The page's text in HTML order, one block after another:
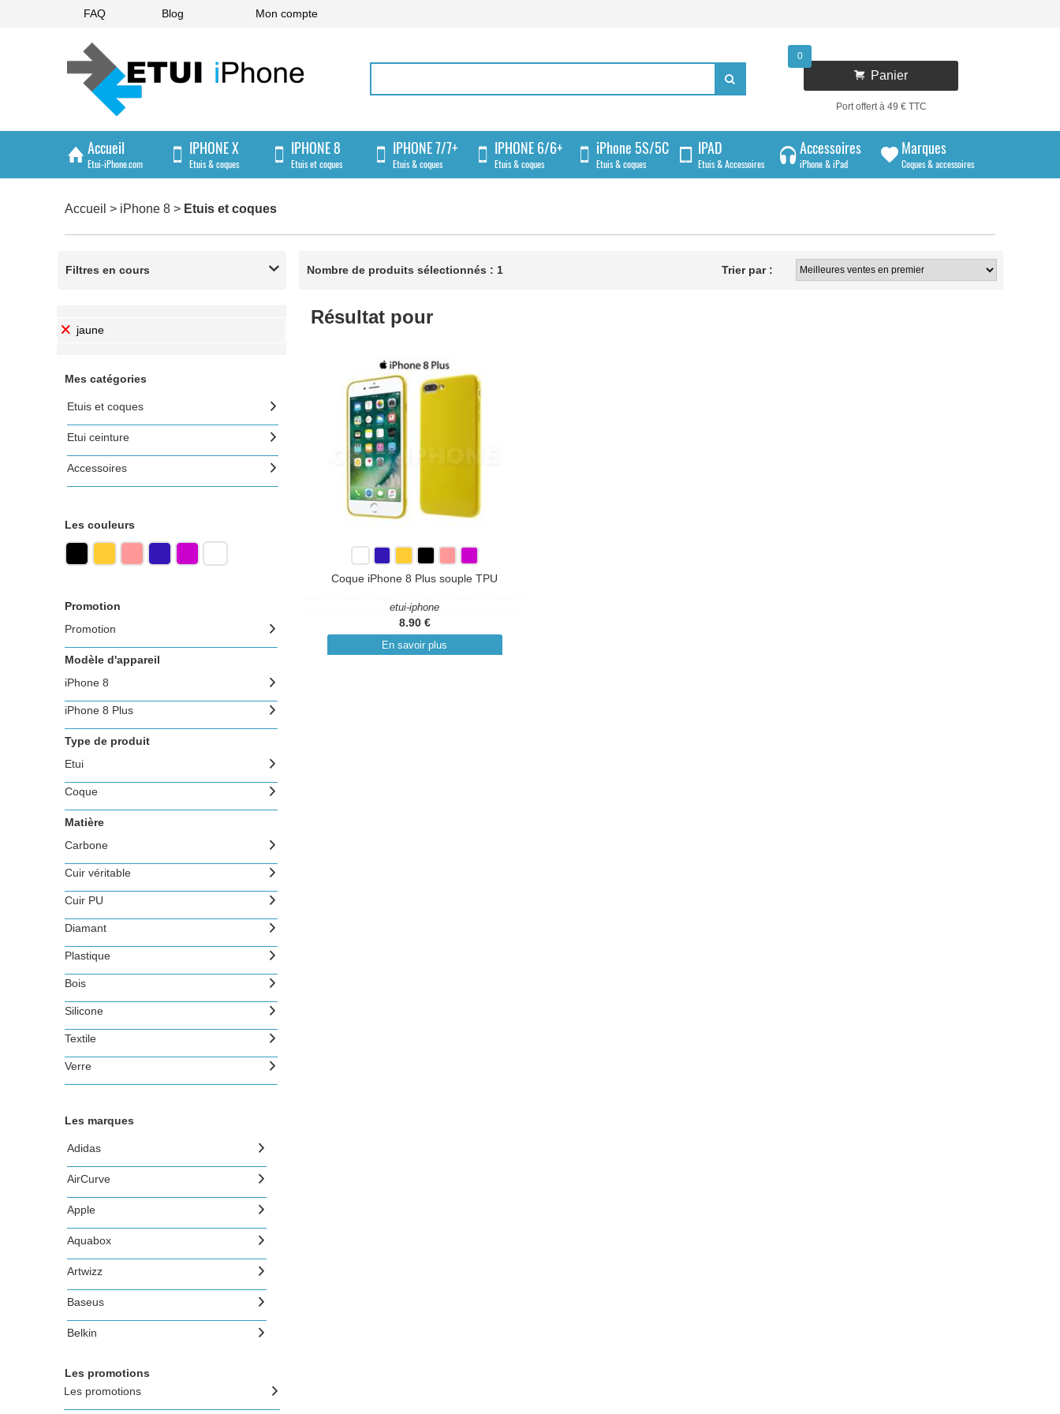
FAQ Blog Mon compte

0
Panier
Port offert à 49 € TTC
Accueil
Etui-iPhone.com
IPHONE X
Etuis & coques
IPHONE 8
Etuis et coques
IPHONE 7/7+
Etuis & coques
IPHONE 6/6+
Etuis & coques
iPhone 5S/5C
Etuis & coques
IPAD
Etuis & Accessoires
Accessoires
iPhone & iPad
Marques
Coques & accessoires
Etuis et coques
Accueil > iPhone 8 > Etuis et coques
Filtres en cours 
jaune
Mes catégories
Etuis et coques
Etui ceinture
Accessoires
Les couleurs
Promotion
Promotion
Modèle d'appareil
iPhone 8
iPhone 8 Plus
Type de produit
Etui
Coque
Matière
Carbone
Cuir véritable
Cuir PU
Diamant
Plastique
Bois
Silicone
Textile
Verre
Les marques
Adidas
AirCurve
Apple
Aquabox
Artwizz
Baseus
Belkin
Blueway
Les promotions
Les promotions
Nombre de produits sélectionnés : 1 Trier par :
Résultat pour
Coque iPhone 8 Plus souple TPU
etui-iphone
8.90 €
En savoir plus